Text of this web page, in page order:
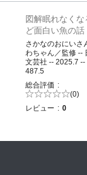
図解眠れなくな
ど面白い魚の話
さかなのおにいさ
わちゃん／監修 --
文芸社 -- 2025.7 --
487.5
総合評価
5段階評価の (0)
レビュー
0